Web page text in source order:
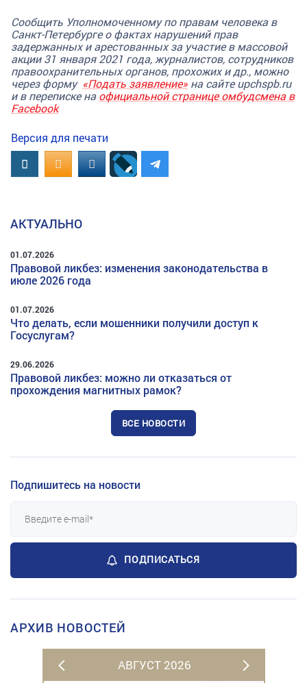
Сообщить Уполномоченному по правам человека в
Санкт-Петербурге о фактах нарушений прав
задержанных и арестованных за участие в массовой
акции 31 января 2021 года, журналистов, сотрудников
правоохранительных органов, прохожих и др., можно
через форму «Подать заявление» на сайте upchspb.ru
и в переписке наофициальной странице омбудсмена в
Facebook
Версия для печати
ВконтактеOK.RUMAIL.RU
АКТУАЛЬНО
01.07.2026
Правовой ликбез: изменения законодательства в
июле 2026 года
01.07.2026
Что делать, если мошенники получили доступ к
Госуслугам?
29.06.2026
Правовой ликбез: можно ли отказаться от
прохождения магнитных рамок?
ВСЕ НОВОСТИ
Подпишитесь на новости
ПОДПИСАТЬСЯ
АРХИВ НОВОСТЕЙ
АВГУСТ 2026